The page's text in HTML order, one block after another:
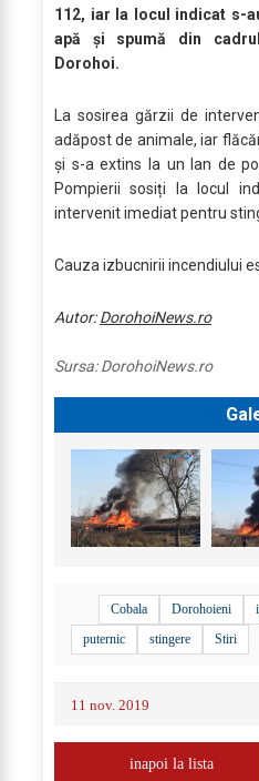
112, iar la locul indicat s-
apă şi spumă din
Dorohoi.
La sosirea gărzii de
adăpost de animale, iar
și s-a extins la un lan de
Pompierii sosiți la locul
intervenit imediat pentru
Cauza izbucnirii incendiului
Autor:DorohoiNews.ro
Sursa:DorohoiNews.ro
Cobala Dorohoieni
puternic
stingere Stiri
11 nov. 2019
inapoi la lista